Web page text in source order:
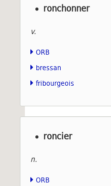
ronchonner
v.
ORB
bressan
fribourgeois
roncier
n.
ORB